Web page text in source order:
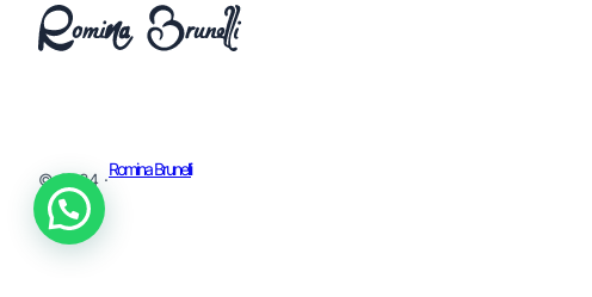
© 2024 ·
Romina Brunelli